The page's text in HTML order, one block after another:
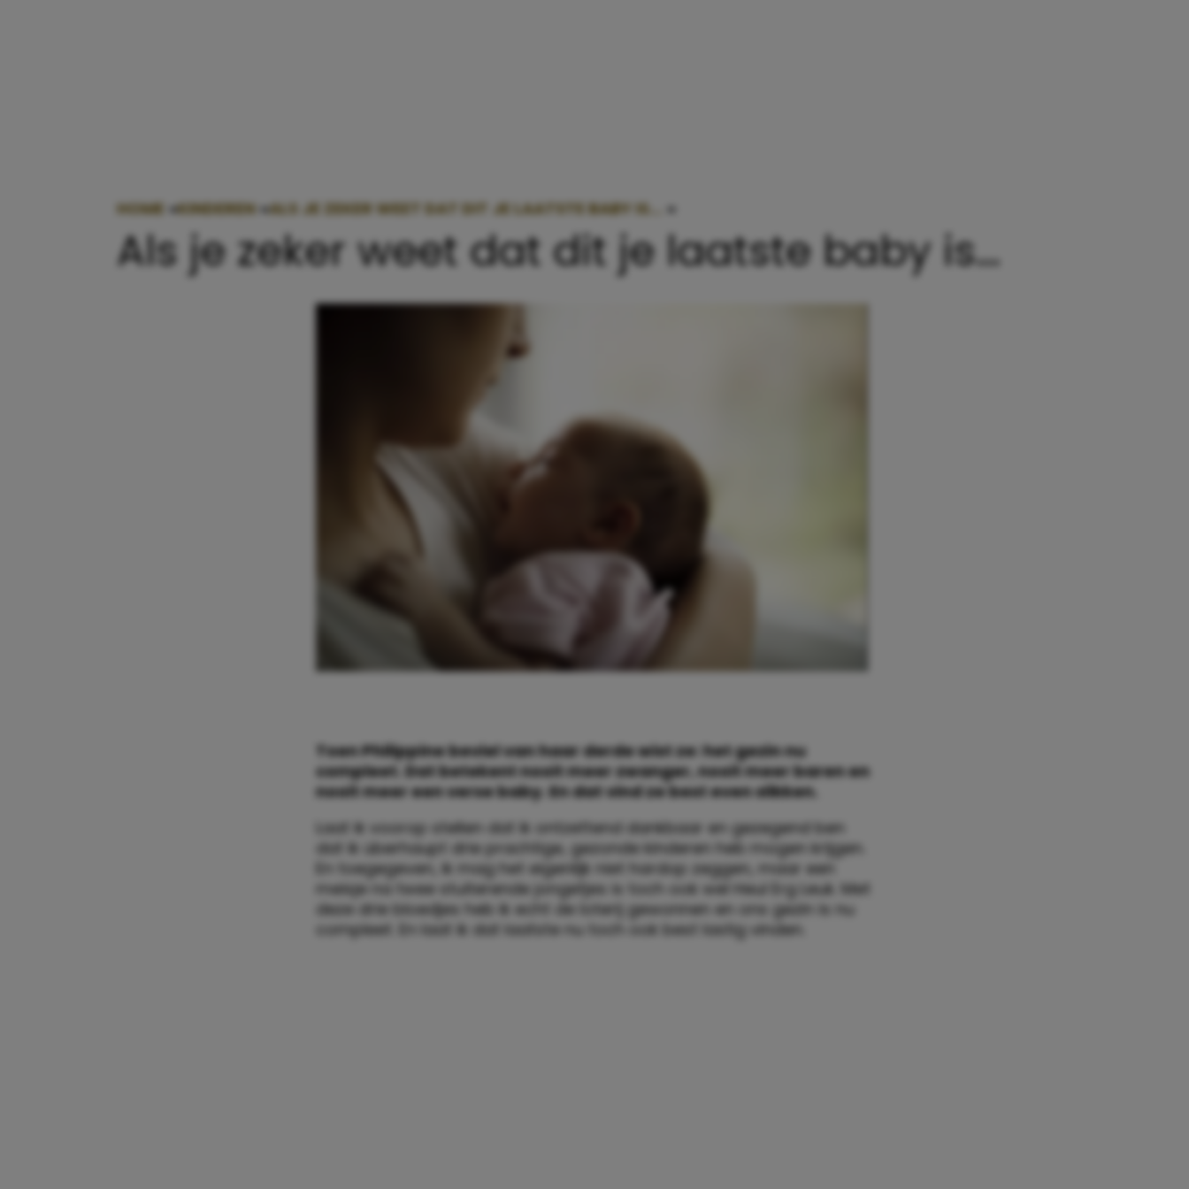
HOME »KINDEREN »ALS JE ZEKER WEET DAT DIT JE LAATSTE BABY IS… »
Als je zeker weet dat dit je laatste baby is…
Toen Philippine beviel van haar derde wist ze: het gezin nu
compleet. Dat betekent nooit meer zwanger, nooit meer baren en
nooit meer een verse baby. En dat vind ze best even slikken.
Laat ik voorop stellen dat ik ontzettend dankbaar en gezegend ben
dat ik überhaupt drie prachtige, gezonde kinderen heb mogen krijgen.
En toegegeven, ik mag het eigenlijk niet hardop zeggen, maar een
meisje na twee stuiterende jongetjes is toch ook wel Heul Erg Leuk. Met
deze drie bloedjes heb ik echt de loterij gewonnen en ons gezin is nu
compleet. En laat ik dat laatste nu toch ook best lastig vinden.